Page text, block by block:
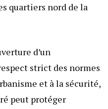
quartiers nord de la
d’un
strict des normes
et à la sécurité,
peut protéger